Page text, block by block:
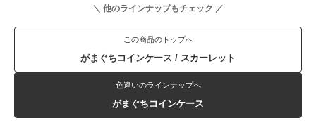
＼ 他のラインナップもチェック ／
この商品のトップへ
がまぐちコインケース / スカーレット
色違いのラインナップへ
がまぐちコインケース